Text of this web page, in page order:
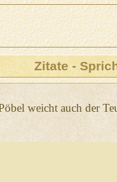
Zitate -
weicht auch der